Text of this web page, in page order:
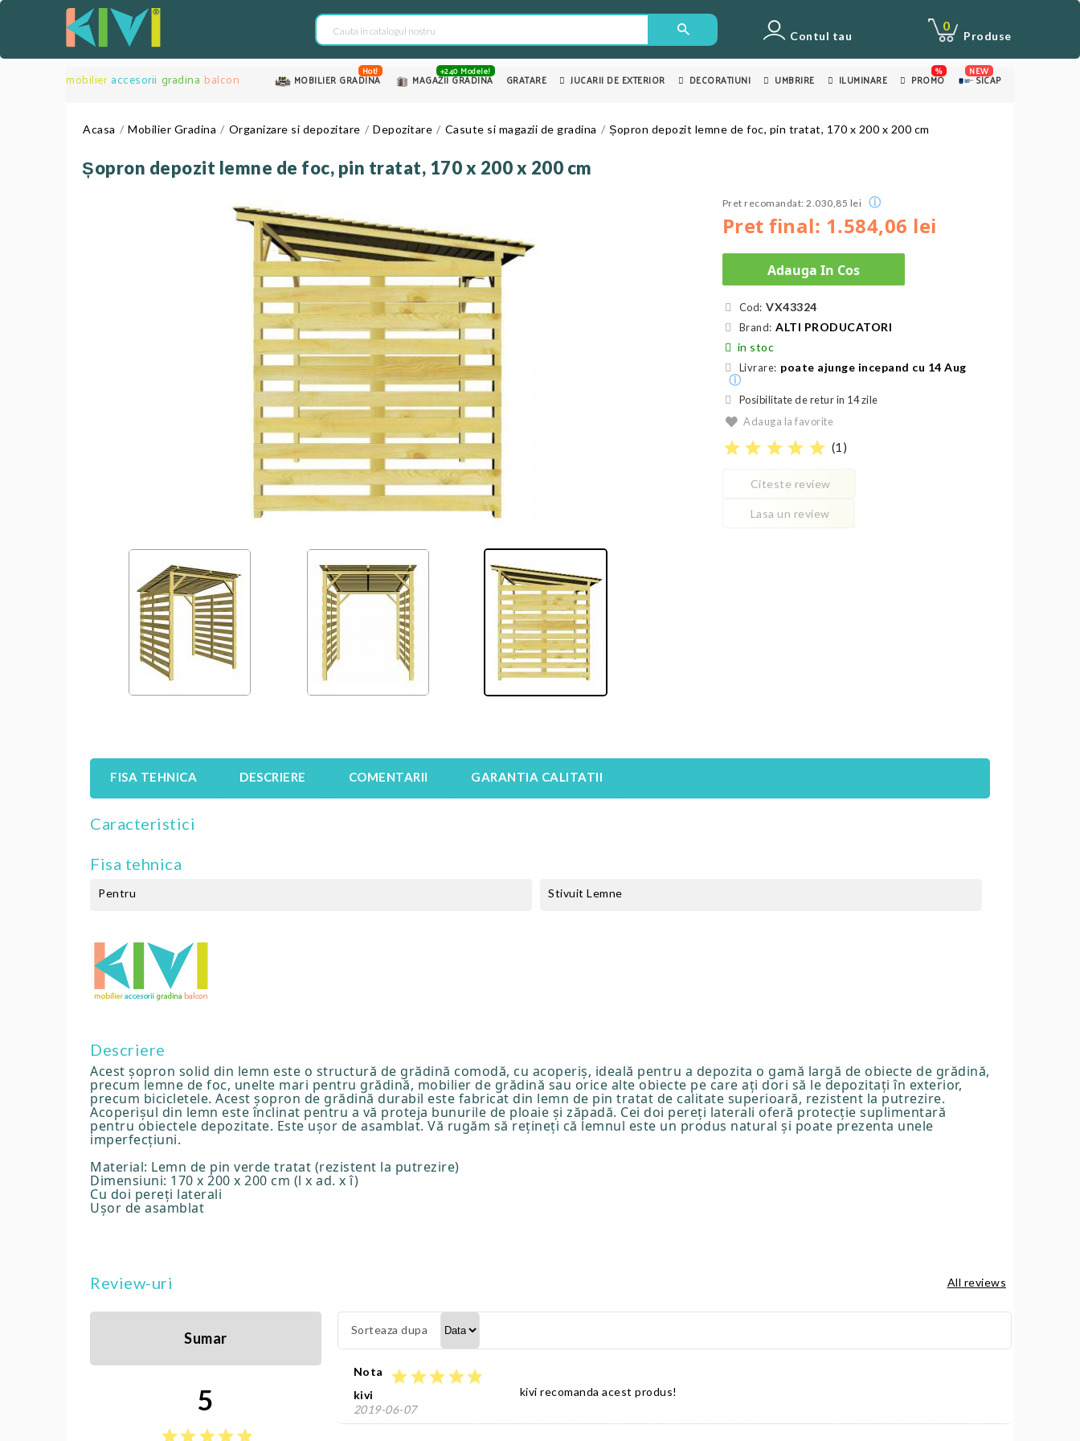
Contul tau Produse
0
mobilier accesorii gradina balcon MOBILIER GRADINA
Hot!
MAGAZII GRADINA
+240 Modele!
GRATARE JUCARII DE EXTERIOR DECORATIUNI UMBRIRE ILUMINARE PROMO
%
SICAP
NEW
Acasa Mobilier Gradina Organizare si depozitare Depozitare Casute si magazii de gradina Șopron depozit lemne de foc, pin tratat, 170 x 200 x 200 cm
Șopron depozit lemne de foc, pin tratat, 170 x 200 x 200 cm
Pret final: 1.584,06 lei
Pret recomandat: 2.030,85 lei ⓘ
Adauga In Cos
Cod: VX43324
Brand: ALTI PRODUCATORI
in stoc
Livrare: poate ajunge incepand cu 14 Aug
ⓘ
Posibilitate de retur in 14 zile
Adauga la favorite
star star star star star (1 )
Citeste review
Lasa un review
FISA TEHNICA DESCRIERE COMENTARII GARANTIA CALITATII
Caracteristici
Fisa tehnica
Pentru Stivuit Lemne
Descriere
Acest șopron solid din lemn este o structură de grădină comodă, cu acoperiș, ideală pentru a depozita o gamă largă de obiecte de grădină,
precum lemne de foc, unelte mari pentru grădină, mobilier de grădină sau orice alte obiecte pe care ați dori să le depozitați în exterior,
precum bicicletele. Acest șopron de grădină durabil este fabricat din lemn de pin tratat de calitate superioară, rezistent la putrezire.
Acoperișul din lemn este înclinat pentru a vă proteja bunurile de ploaie și zăpadă. Cei doi pereți laterali oferă protecție suplimentară
pentru obiectele depozitate. Este ușor de asamblat. Vă rugăm să rețineți că lemnul este un produs natural și poate prezenta unele
imperfecțiuni.
Material: Lemn de pin verde tratat (rezistent la putrezire)
Dimensiuni: 170 x 200 x 200 cm (l x ad. x î)
Cu doi pereți laterali
Ușor de asamblat
Review-uri All reviews
Sumar
5
starstarstarstarstar
Sorteaza dupa
Nota starstarstarstarstar
kivi
2019-06-07
kivi recomanda acest produs!